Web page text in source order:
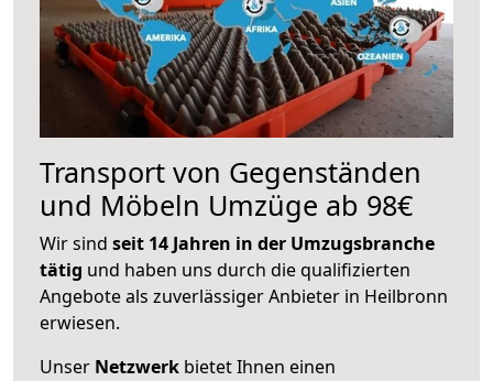
Transport von Gegenständen
und Möbeln Umzüge ab 98€
Wir sind seit 14 Jahren in der Umzugsbranche
tätig und haben uns durch die qualifizierten
Angebote als zuverlässiger Anbieter in Heilbronn
erwiesen.
Unser Netzwerk bietet Ihnen einen